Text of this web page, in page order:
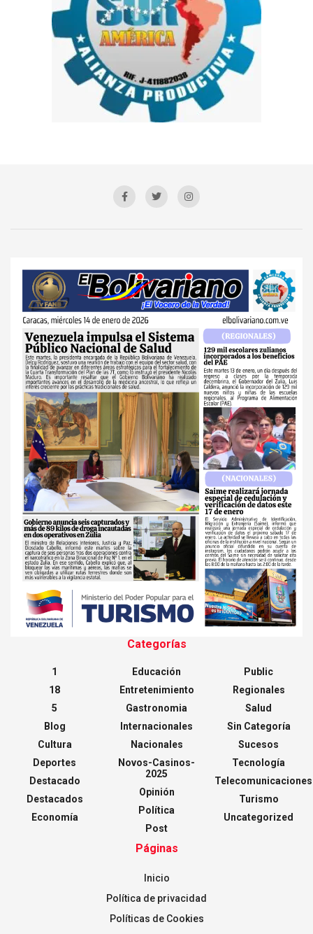
Categorías
1
18
5
Blog
Cultura
Deportes
Destacado
Destacados
Economía
Educación
Entretenimiento
Gastronomia
Internacionales
Nacionales
Novos-Casinos-
2025
Opinión
Política
Post
Public
Regionales
Salud
Sin Categoría
Sucesos
Tecnología
Telecomunicaciones
Turismo
Uncategorized
Páginas
Inicio
Política de privacidad
Políticas de Cookies